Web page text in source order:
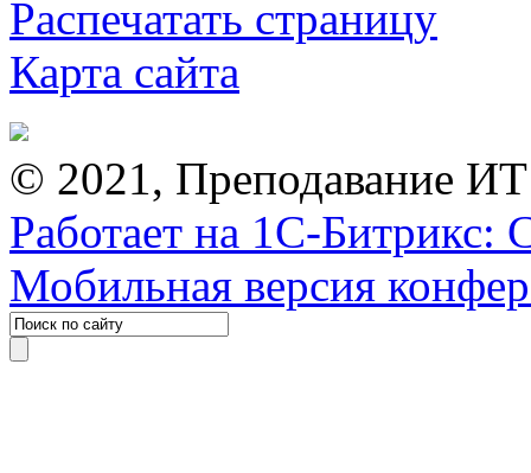
Распечатать страницу
Карта сайта
© 2021, Преподавание
Работает на 1С-Битрикс:
Мобильная версия